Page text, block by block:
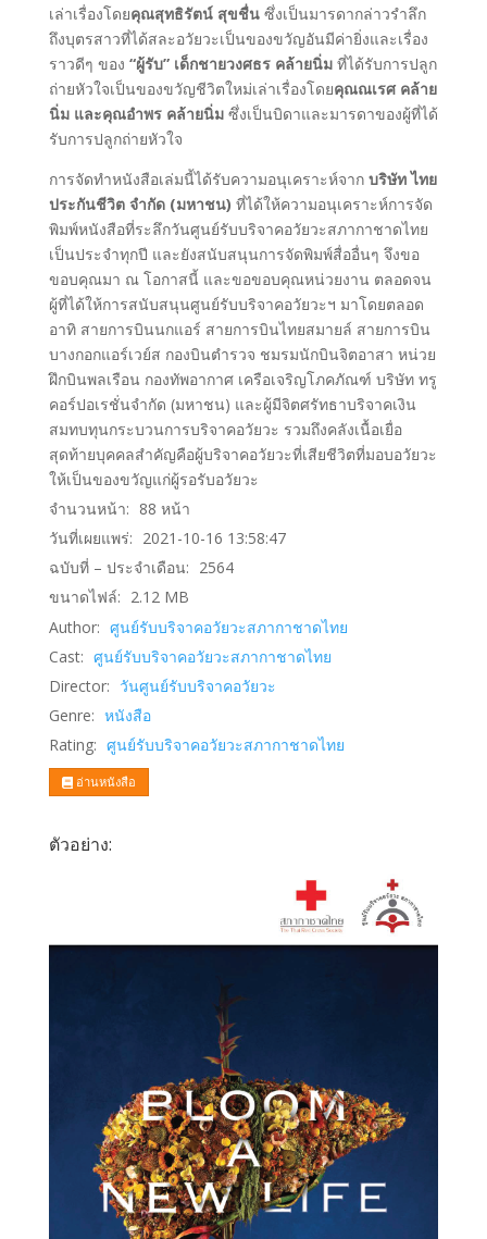
เล่าเรื่องโดยคุณสุทธิรัตน์ สุขชื่นซึ่งเป็นมารดากล่าวรำลึก
ถึงบุตรสาวที่ได้สละอวัยวะเป็นของขวัญอันมีค่ายิ่งและเรื่อง
ราวดีๆ ของ “ผู้รับ” เด็กชายวงศธร คล้ายนิ่มที่ได้รับการปลูก
ถ่ายหัวใจเป็นของขวัญชีวิตใหม่เล่าเรื่องโดยคุณณเรศ คล้าย
นิ่ม และคุณอำพร คล้ายนิ่มซึ่งเป็นบิดาและมารดาของผู้ที่ได้
รับการปลูกถ่ายหัวใจ
การจัดทำหนังสือเล่มนี้ได้รับความอนุเคราะห์จาก บริษัท ไทย
ประกันชีวิต จำกัด (มหาชน) ที่ได้ให้ความอนุเคราะห์การจัด
พิมพ์หนังสือที่ระลึกวันศูนย์รับบริจาคอวัยวะสภากาชาดไทย
เป็นประจำทุกปี และยังสนับสนุนการจัดพิมพ์สื่ออื่นๆ จึงขอ
ขอบคุณมา ณ โอกาสนี้ และขอขอบคุณหน่วยงาน ตลอดจน
ผู้ที่ได้ให้การสนับสนุนศูนย์รับบริจาคอวัยวะฯ มาโดยตลอด
อาทิ สายการบินนกแอร์ สายการบินไทยสมายล์ สายการบิน
บางกอกแอร์เวย์ส กองบินตำรวจ ชมรมนักบินจิตอาสา หน่วย
ฝึกบินพลเรือน กองทัพอากาศ เครือเจริญโภคภัณฑ์ บริษัท ทรู
คอร์ปอเรชั่นจำกัด (มหาชน) และผู้มีจิตศรัทธาบริจาคเงิน
สมทบทุนกระบวนการบริจาคอวัยวะ รวมถึงคลังเนื้อเยื่อ
สุดท้ายบุคคลสำคัญคือผู้บริจาคอวัยวะที่เสียชีวิตที่มอบอวัยวะ
ให้เป็นของขวัญแก่ผู้รอรับอวัยวะ
จำนวนหน้า: 88 หน้า
วันที่เผยแพร่: 2021-10-16 13:58:47
ฉบับที่ – ประจำเดือน: 2564
ขนาดไฟล์: 2.12 MB
Author: ศูนย์รับบริจาคอวัยวะสภากาชาดไทย
Cast: ศูนย์รับบริจาคอวัยวะสภากาชาดไทย
Director: วันศูนย์รับบริจาคอวัยวะ
Genre: หนังสือ
Rating: ศูนย์รับบริจาคอวัยวะสภากาชาดไทย
อ่านหนังสือ
ตัวอย่าง: